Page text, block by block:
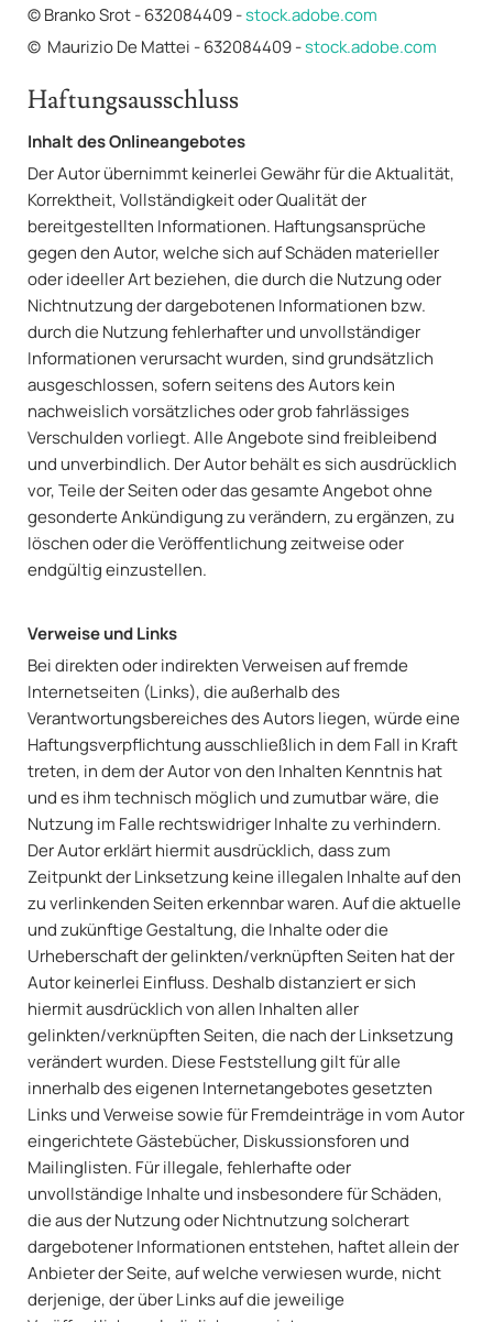
© Branko Srot - 632084409 -stock.adobe.com
© Maurizio De Mattei - 632084409 -stock.adobe.com
Haftungsausschluss
Inhalt des Onlineangebotes
Der Autor übernimmt keinerlei Gewähr für die Aktualität,
Korrektheit, Vollständigkeit oder Qualität der
bereitgestellten Informationen. Haftungsansprüche
gegen den Autor, welche sich auf Schäden materieller
oder ideeller Art beziehen, die durch die Nutzung oder
Nichtnutzung der dargebotenen Informationen bzw.
durch die Nutzung fehlerhafter und unvollständiger
Informationen verursacht wurden, sind grundsätzlich
ausgeschlossen, sofern seitens des Autors kein
nachweislich vorsätzliches oder grob fahrlässiges
Verschulden vorliegt. Alle Angebote sind freibleibend
und unverbindlich. Der Autor behält es sich ausdrücklich
vor, Teile der Seiten oder das gesamte Angebot ohne
gesonderte Ankündigung zu verändern, zu ergänzen, zu
löschen oder die Veröffentlichung zeitweise oder
endgültig einzustellen.
Verweise und Links
Bei direkten oder indirekten Verweisen auf fremde
Internetseiten (Links), die außerhalb des
Verantwortungsbereiches des Autors liegen, würde eine
Haftungsverpflichtung ausschließlich in dem Fall in Kraft
treten, in dem der Autor von den Inhalten Kenntnis hat
und es ihm technisch möglich und zumutbar wäre, die
Nutzung im Falle rechtswidriger Inhalte zu verhindern.
Der Autor erklärt hiermit ausdrücklich, dass zum
Zeitpunkt der Linksetzung keine illegalen Inhalte auf den
zu verlinkenden Seiten erkennbar waren. Auf die aktuelle
und zukünftige Gestaltung, die Inhalte oder die
Urheberschaft der gelinkten/verknüpften Seiten hat der
Autor keinerlei Einfluss. Deshalb distanziert er sich
hiermit ausdrücklich von allen Inhalten aller
gelinkten/verknüpften Seiten, die nach der Linksetzung
verändert wurden. Diese Feststellung gilt für alle
innerhalb des eigenen Internetangebotes gesetzten
Links und Verweise sowie für Fremdeinträge in vom Autor
eingerichtete Gästebücher, Diskussionsforen und
Mailinglisten. Für illegale, fehlerhafte oder
unvollständige Inhalte und insbesondere für Schäden,
die aus der Nutzung oder Nichtnutzung solcherart
dargebotener Informationen entstehen, haftet allein der
Anbieter der Seite, auf welche verwiesen wurde, nicht
derjenige, der über Links auf die jeweilige